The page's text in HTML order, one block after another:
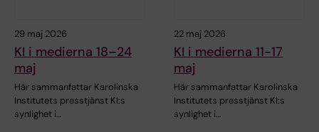
29 maj 2026
KI i medierna 18–24
maj
Här sammanfattar Karolinska
Institutets presstjänst KI:s
synlighet i…
22 maj 2026
KI i medierna 11-17
maj
Här sammanfattar Karolinska
Institutets presstjänst KI:s
synlighet i…